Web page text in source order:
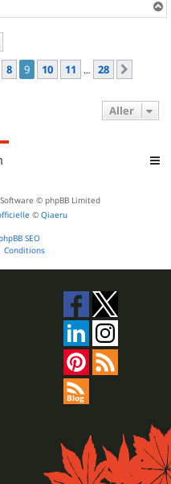
a
8 9 10 11 … 28
Aller
© phpBB Limited
© Qiaeru
SEO
Conditions